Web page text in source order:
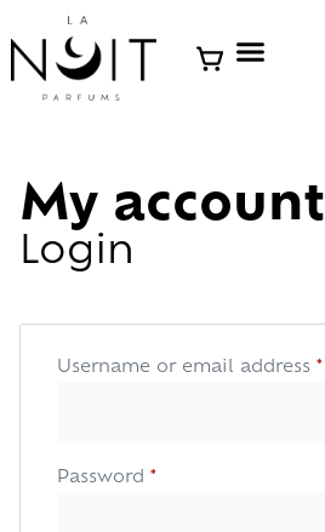
My account
Login
Username or email address *
Password *